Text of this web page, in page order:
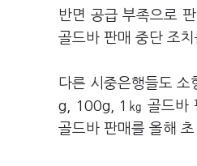
반면 공급 부족으로
골드바 판매 중단 조
다른 시중은행들도
g, 100g, 1㎏ 골드바
골드바 판매를 올해 초